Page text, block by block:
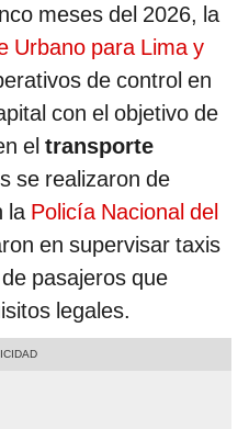
meses del 2026, la
Urbano para Lima y
de control en
con el objetivo de
el transporte
se realizaron de
la Policía Nacional del
en supervisar taxis
pasajeros que
legales.